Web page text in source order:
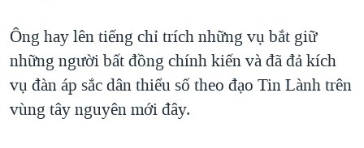
Ông hay lên tiếng chỉ trích những vụ bắt giữ
những người bất đồng chính kiến và đã đả kích
vụ đàn áp sắc dân thiểu số theo đạo Tin Lành trên
vùng tây nguyên mới đây.